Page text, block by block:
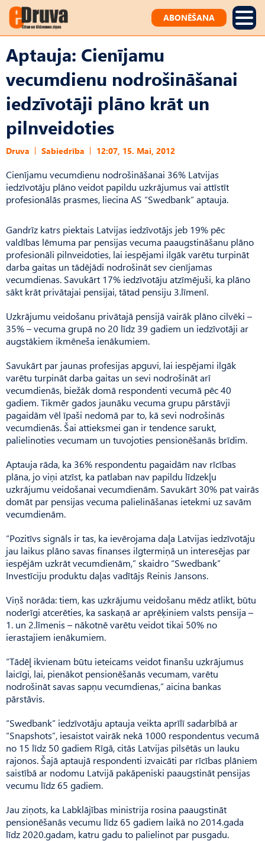
ABONĒŠANA
Aptauja: Cienījamu
vecumdienu nodrošināšanai
iedzīvotāji plāno krāt un
pilnveidoties
Druva Sabiedrība 12:07, 15. Mai, 2012
Cienījamu vecumdienu nodrošināšanai 36% Latvijas
iedzīvotāju plāno veidot papildu uzkrājumus vai attīstīt
profesionālās prasmes, liecina AS “Swedbank” aptauja.
Gandrīz katrs piektais Latvijas iedzīvotājs jeb 19% pēc
valdības lēmuma par pensijas vecuma paaugstināšanu plāno
profesionāli pilnveidoties, lai iespējami ilgāk varētu turpināt
darba gaitas un tādējādi nodrošināt sev cienījamas
vecumdienas. Savukārt 17% iedzīvotāju atzīmējuši, ka plāno
sākt krāt privātajai pensijai, tātad pensiju 3.līmenī.
Uzkrājumu veidošanu privātajā pensijā vairāk plāno cilvēki –
35% – vecuma grupā no 20 līdz 39 gadiem un iedzīvotāji ar
augstākiem ikmēneša ienākumiem.
Savukārt par jaunas profesijas apguvi, lai iespējami ilgāk
varētu turpināt darba gaitas un sevi nodrošināt arī
vecumdienās, biežāk domā respondenti vecumā pēc 40
gadiem. Tikmēr gados jaunāku vecuma grupu pārstāvji
pagaidām vēl īpaši nedomā par to, kā sevi nodrošinās
vecumdienās. Šai attieksmei gan ir tendence sarukt,
palielinoties vecumam un tuvojoties pensionēšanās brīdim.
Aptauja rāda, ka 36% respondentu pagaidām nav rīcības
plāna, jo viņi atzīst, ka patlaban nav papildu līdzekļu
uzkrājumu veidošanai vecumdienām. Savukārt 30% pat vairās
domāt par pensijas vecuma palielināšanas ietekmi uz savām
vecumdienām.
“Pozitīvs signāls ir tas, ka ievērojama daļa Latvijas iedzīvotāju
jau laikus plāno savas finanses ilgtermiņā un interesējas par
iespējām uzkrāt vecumdienām,” skaidro “Swedbank”
Investīciju produktu daļas vadītājs Reinis Jansons.
Viņš norāda: tiem, kas uzkrājumu veidošanu mēdz atlikt, būtu
noderīgi atcerēties, ka saskaņā ar aprēķiniem valsts pensija –
1. un 2.līmenis – nākotnē varētu veidot tikai 50% no
ierastajiem ienākumiem.
“Tādēļ ikvienam būtu ieteicams veidot finanšu uzkrājumus
laicīgi, lai, pienākot pensionēšanās vecumam, varētu
nodrošināt savas sapņu vecumdienas,” aicina bankas
pārstāvis.
“Swedbank” iedzīvotāju aptauja veikta aprīlī sadarbībā ar
“Snapshots”, iesaistot vairāk nekā 1000 respondentus vecumā
no 15 līdz 50 gadiem Rīgā, citās Latvijas pilsētās un lauku
rajonos. Šajā aptaujā respondenti izvaicāti par rīcības plāniem
saistībā ar nodomu Latvijā pakāpeniski paaugstināt pensijas
vecumu līdz 65 gadiem.
Jau ziņots, ka Labklājības ministrija rosina paaugstināt
pensionēšanās vecumu līdz 65 gadiem laikā no 2014.gada
līdz 2020.gadam, katru gadu to palielinot par pusgadu.